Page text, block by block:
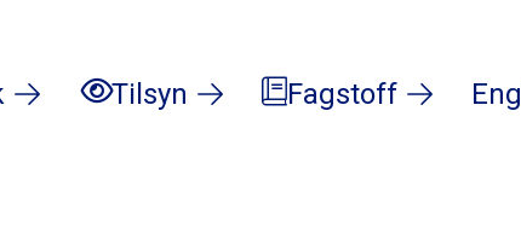
Tilsyn Fagstoff